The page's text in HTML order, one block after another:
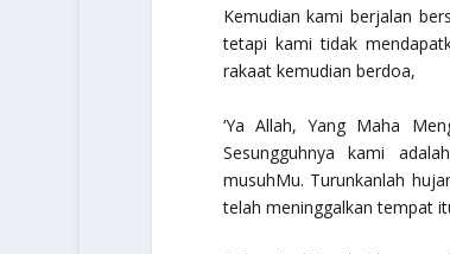
Kemudian kami berjalan
tetapi kami tidak
rakaat kemudian berdoa,
‘Ya Allah, Yang Maha
Sesungguhnya kami
musuhMu. Turunkanlah
telah meninggalkan tempat